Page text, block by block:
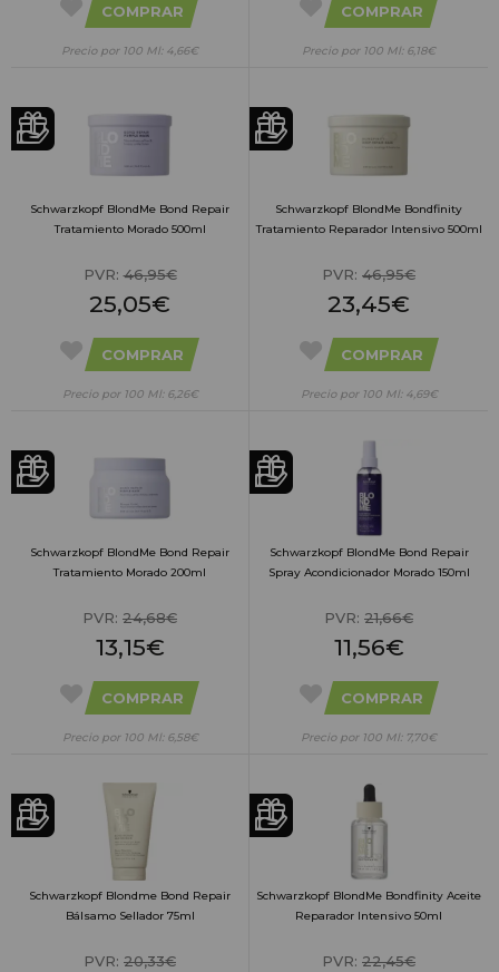
COMPRAR
Precio por 100 Ml: 4,66€
COMPRAR
Precio por 100 Ml: 6,18€
Schwarzkopf BlondMe Bond Repair
Tratamiento Morado 500ml
PVR:46,95€
25,05€
COMPRAR
Precio por 100 Ml: 6,26€
Schwarzkopf BlondMe Bondfinity
Tratamiento Reparador Intensivo 500ml
PVR: 46,95€
23,45€
COMPRAR
Precio por 100 Ml: 4,69€
Schwarzkopf BlondMe Bond Repair
Tratamiento Morado 200ml
PVR: 24,68€
13,15€
COMPRAR
Precio por 100 Ml: 6,58€
Schwarzkopf BlondMe Bond Repair
Spray Acondicionador Morado 150ml
PVR: 21,66€
11,56€
COMPRAR
Precio por 100 Ml: 7,70€
Schwarzkopf Blondme Bond Repair
Bálsamo Sellador 75ml
PVR: 20,33€
Schwarzkopf BlondMe Bondfinity Aceite
Reparador Intensivo 50ml
PVR: 22,45€